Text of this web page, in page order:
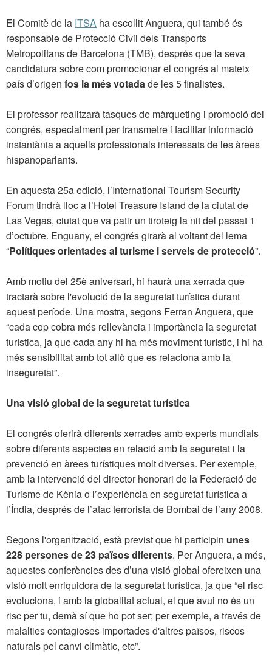
El Comitè de la ITSA ha escollit Anguera, qui també és
responsable de Protecció Civil dels Transports
Metropolitans de Barcelona (TMB), després que la seva
candidatura sobre com promocionar el congrés al mateix
país d’origen fos la més votadade les 5 finalistes.
El professor realitzarà tasques de màrqueting i promoció del
congrés, especialment per transmetre i facilitar informació
instantània a aquells professionals interessats de les àrees
hispanoparlants.
En aquesta 25a edició, l’International Tourism Security
Forum tindrà lloc a l’Hotel Treasure Island de la ciutat de
Las Vegas, ciutat que va patir un tiroteig la nit del passat 1
d’octubre. Enguany, el congrés girarà al voltant del lema
“Polítiques orientades al turisme i serveis de protecció”.
Amb motiu del 25è aniversari, hi haurà una xerrada que
tractarà sobre l'evolució de la seguretat turística durant
aquest període. Una mostra, segons Ferran Anguera, que
“cada cop cobra més rellevància i importància la seguretat
turística, ja que cada any hi ha més moviment turístic, i hi ha
més sensibilitat amb tot allò que es relaciona amb la
inseguretat”.
Una visió global de la seguretat turística
El congrés oferirà diferents xerrades amb experts mundials
sobre diferents aspectes en relació amb la seguretat i la
prevenció en àrees turístiques molt diverses. Per exemple,
amb la intervenció del director honorari de la Federació de
Turisme de Kènia o l’experiència en seguretat turística a
l’Índia, després de l’atac terrorista de Bombai de l’any 2008.
Segons l'organització, està previst que hi participin unes
228 persones de 23 països diferents. Per Anguera, a més,
aquestes conferències des d’una visió global ofereixen una
visió molt enriquidora de la seguretat turística, ja que “el risc
evoluciona, i amb la globalitat actual, el que avui no és un
risc per tu, demà sí que ho pot ser; per exemple, a través de
malalties contagioses importades d'altres països, riscos
naturals pel canvi climàtic, etc”.